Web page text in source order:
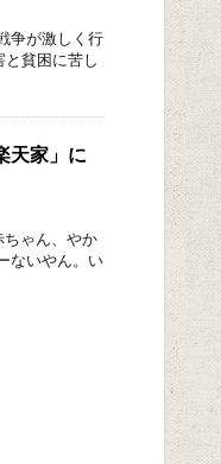
争が激しく行
貧困に苦し
天家」に
ちゃん、やか
ないやん。い